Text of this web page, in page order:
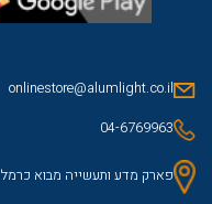
onlinestore@alumlight.co.il
04-6769963
פארק מדע ותעשייה מבוא כרמל